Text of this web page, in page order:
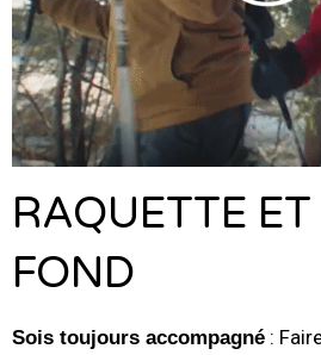
RAQUETTE ET
FOND
Sois toujours accompagné :